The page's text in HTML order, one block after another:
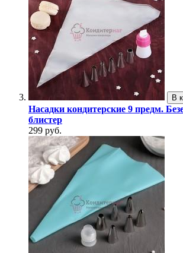
В
Насадки кондитерские 9 предм.
блистер
299 руб.